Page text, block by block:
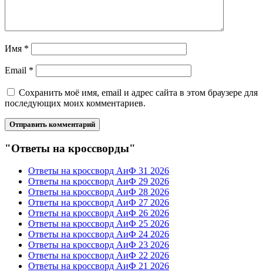
Имя *
Email *
Сохранить моё имя, email и адрес сайта в этом браузере для
последующих моих комментариев.
"Ответы на кроссворды"
Ответы на кроссворд АиФ 31 2026
Ответы на кроссворд АиФ 29 2026
Ответы на кроссворд АиФ 28 2026
Ответы на кроссворд АиФ 27 2026
Ответы на кроссворд АиФ 26 2026
Ответы на кроссворд АиФ 25 2026
Ответы на кроссворд АиФ 24 2026
Ответы на кроссворд АиФ 23 2026
Ответы на кроссворд АиФ 22 2026
Ответы на кроссворд АиФ 21 2026